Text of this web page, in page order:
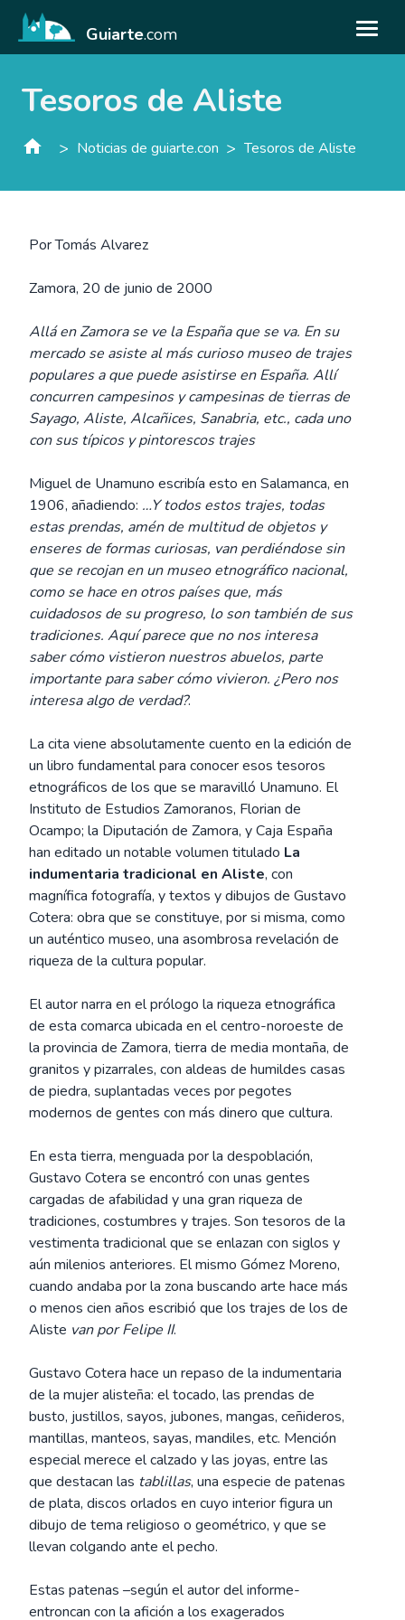
Guiarte.com
Tesoros de Aliste
> Noticias de guiarte.con > Tesoros de Aliste
Por Tomás Alvarez
Zamora, 20 de junio de 2000
Allá en Zamora se ve la España que se va. En su
mercado se asiste al más curioso museo de trajes
populares a que puede asistirse en España. Allí
concurren campesinos y campesinas de tierras de
Sayago, Aliste, Alcañices, Sanabria, etc., cada uno
con sus típicos y pintorescos trajes
Miguel de Unamuno escribía esto en Salamanca, en
1906, añadiendo: …Y todos estos trajes, todas
estas prendas, amén de multitud de objetos y
enseres de formas curiosas, van perdiéndose sin
que se recojan en un museo etnográfico nacional,
como se hace en otros países que, más
cuidadosos de su progreso, lo son también de sus
tradiciones. Aquí parece que no nos interesa
saber cómo vistieron nuestros abuelos, parte
importante para saber cómo vivieron. ¿Pero nos
interesa algo de verdad?.
La cita viene absolutamente cuento en la edición de
un libro fundamental para conocer esos tesoros
etnográficos de los que se maravilló Unamuno. El
Instituto de Estudios Zamoranos, Florian de
Ocampo; la Diputación de Zamora, y Caja España
han editado un notable volumen titulado La
indumentaria tradicional en Aliste, con
magnífica fotografía, y textos y dibujos de Gustavo
Cotera: obra que se constituye, por si misma, como
un auténtico museo, una asombrosa revelación de
riqueza de la cultura popular.
El autor narra en el prólogo la riqueza etnográfica
de esta comarca ubicada en el centro-noroeste de
la provincia de Zamora, tierra de media montaña, de
granitos y pizarrales, con aldeas de humildes casas
de piedra, suplantadas veces por pegotes
modernos de gentes con más dinero que cultura.
En esta tierra, menguada por la despoblación,
Gustavo Cotera se encontró con unas gentes
cargadas de afabilidad y una gran riqueza de
tradiciones, costumbres y trajes. Son tesoros de la
vestimenta tradicional que se enlazan con siglos y
aún milenios anteriores. El mismo Gómez Moreno,
cuando andaba por la zona buscando arte hace más
o menos cien años escribió que los trajes de los de
Aliste van por Felipe II.
Gustavo Cotera hace un repaso de la indumentaria
de la mujer alisteña: el tocado, las prendas de
busto, justillos, sayos, jubones, mangas, ceñideros,
mantillas, manteos, sayas, mandiles, etc. Mención
especial merece el calzado y las joyas, entre las
que destacan las tablillas, una especie de patenas
de plata, discos orlados en cuyo interior figura un
dibujo de tema religioso o geométrico, y que se
llevan colgando ante el pecho.
Estas patenas –según el autor del informe-
entroncan con la afición a los exagerados